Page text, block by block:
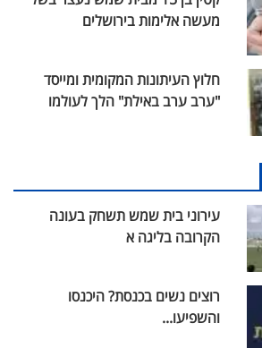
מעשה אלימות בירושלים
חלוץ העיתונות המקומית ומייסד
"ערב ערב באילת" הלך לעולמו
עירוני בית שמש תשחק בעונה
הקרובה בליגה א
רוצים נשים בכנסת? היכנסו
והשפיעו...